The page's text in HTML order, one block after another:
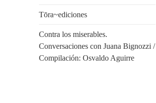
Tōra~ediciones
Contra los miserables.
Conversaciones con Juana Bignozzi /
Compilación: Osvaldo Aguirre